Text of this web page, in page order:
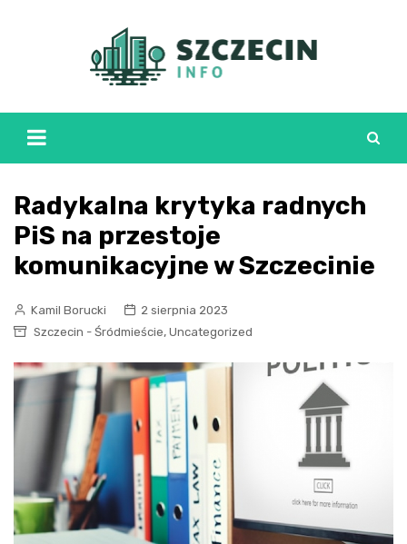
Radykalna krytyka radnych
PiS na przestoje
komunikacyjne w Szczecinie
Kamil Borucki
2 sierpnia 2023
Szczecin - Śródmieście, Uncategorized